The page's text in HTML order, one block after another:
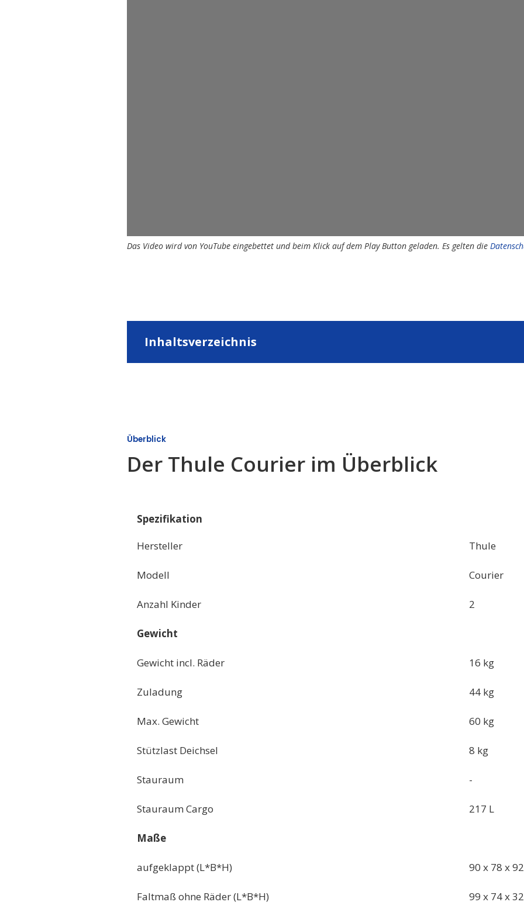
Das Video wird von YouTube eingebettet und beim Klick auf dem Play Button geladen. Es gelten die
Inhaltsverzeichnis
Überblick
Der Thule Courier im Überblick
Spezifikation
Hersteller
Thule
Modell Courier
Anzahl Kinder 2
Gewicht
Gewicht incl. Räder 16 kg
Zuladung 44 kg
Max. Gewicht 60 kg
Stützlast Deichsel 8 kg
Stauraum -
Stauraum Cargo 217 L
Maße
aufgeklappt (L*B*H) 90 x 78 x
Faltmaß ohne Räder (L*B*H) 99 x 74 x